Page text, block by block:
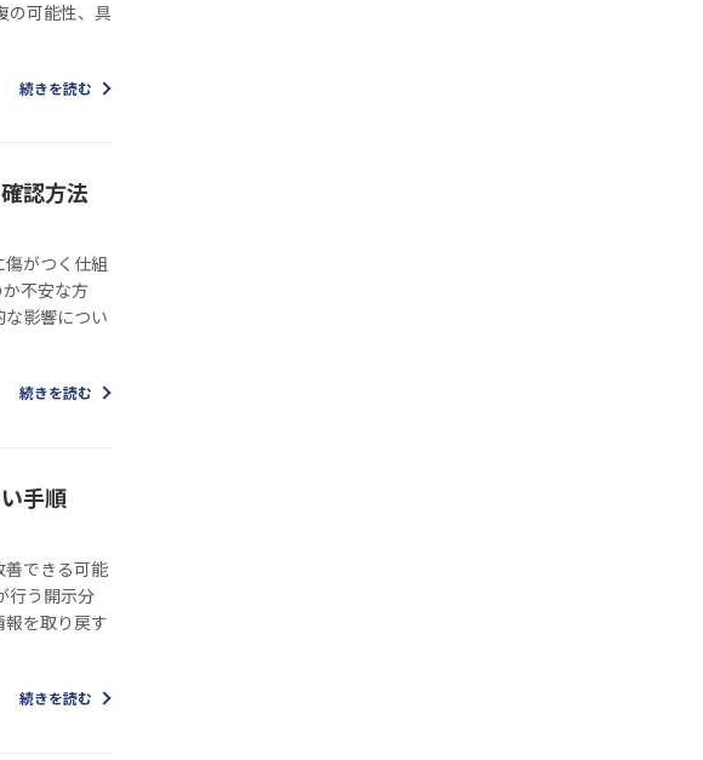
の可能性、具
続きを読む
認方法
がつく仕組
不安な方
影響につい
続きを読む
手順
善できる可能
行う開示分
を取り戻す
続きを読む